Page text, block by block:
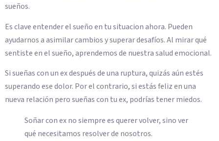
sueños.
Es clave entender el sueño en tu situacion ahora. Pueden
ayudarnos a asimilar cambios y superar desafíos. Al mirar qué
sentiste en el sueño, aprendemos de nuestra salud emocional.
Si sueñas con un ex después de una ruptura, quizás aún estés
superando ese dolor. Por el contrario, si estás feliz en una
nueva relación pero sueñas con tu ex, podrías tener miedos.
Soñar con ex no siempre es querer volver, sino ver
qué necesitamos resolver de nosotros.